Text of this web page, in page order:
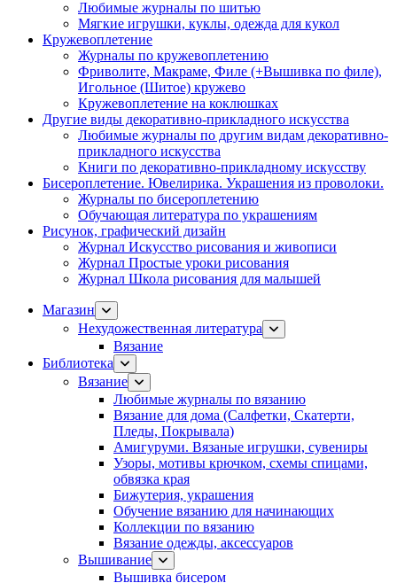
Любимые журналы по шитью
Мягкие игрушки, куклы, одежда для кукол
Кружевоплетение
Журналы по кружевоплетению
Фриволите, Макраме, Филе (+Вышивка по филе),
Игольное (Шитое) кружево
Кружевоплетение на коклюшках
Другие виды декоративно-прикладного искусства
Любимые журналы по другим видам декоративно-
прикладного искусства
Книги по декоративно-прикладному искусству
Бисероплетение. Ювелирика. Украшения из проволоки.
Журналы по бисероплетению
Обучающая литература по украшениям
Рисунок, графический дизайн
Журнал Искусство рисования и живописи
Журнал Простые уроки рисования
Журнал Школа рисования для малышей
Магазин
Нехудожественная литература
Вязание
Библиотека
Вязание
Любимые журналы по вязанию
Вязание для дома (Салфетки, Скатерти,
Пледы, Покрывала)
Амигуруми. Вязаные игрушки, сувениры
Узоры, мотивы крючком, схемы спицами,
обвязка края
Бижутерия, украшения
Обучение вязанию для начинающих
Коллекции по вязанию
Вязание одежды, аксессуаров
Вышивание
Вышивка бисером